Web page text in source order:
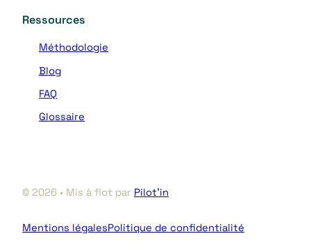
Ressources
Méthodologie
Blog
FAQ
Glossaire
© 2026 • Mis à flot par Pilot’in
Mentions légalesPolitique de confidentialité